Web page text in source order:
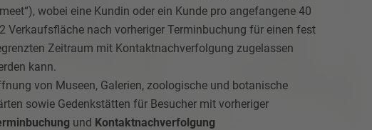
wobei eine Kundin oder ein Kunde pro angefangene 40
Verkaufsfläche nach vorheriger Terminbuchung für einen fest
Zeitraum mit Kontaktnachverfolgung zugelassen
kann.
von Museen, Galerien, zoologische und botanische
sowie Gedenkstätten für Besucher mit vorheriger
und Kontaktnachverfolgung